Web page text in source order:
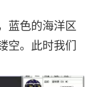
蓝色的海洋区
空。此时我们